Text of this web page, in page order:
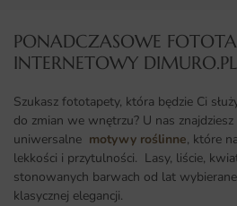
PONADCZASOWE
INTERNETOWY DIMURO.PL​
Szukasz fototapety, która będzie Ci
do zmian we wnętrzu? U nas
uniwersalne motywy roślinne, które
lekkości i przytulności. Lasy, liście,
stonowanych barwach od lat
klasycznej elegancji.